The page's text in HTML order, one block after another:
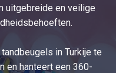
uitgebreide en veilige
in Turkije te
en hanteert een 360-